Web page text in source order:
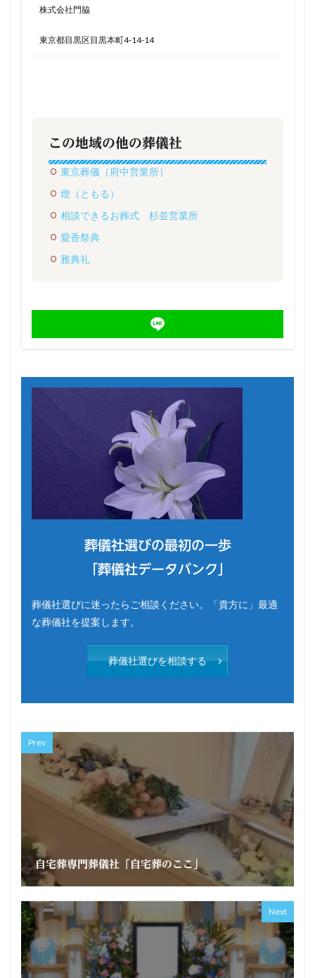
株式会社門脇
東京都目黒区目黒本町4-14-14
この地域の他の葬儀社
東京葬儀（府中営業所）
燈（ともる）
相談できるお葬式 杉並営業所
愛香祭典
雅典礼
葬儀社選びの最初の一歩
「葬儀社データバンク」
葬儀社選びに迷ったらご相談ください。「貴方に」最適
な葬儀社を提案します。
葬儀社選びを相談する
Prev
自宅葬専門葬儀社「自宅葬のここ」
Next